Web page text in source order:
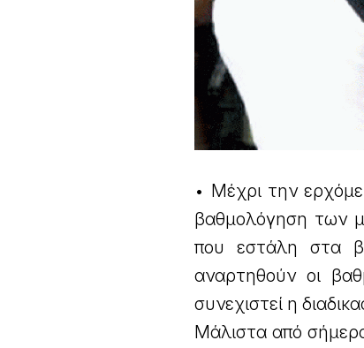
• Μέχρι την
βαθμολόγηση των
που εστάλη στα
αναρτηθούν οι
συνεχιστεί η
Μάλιστα από